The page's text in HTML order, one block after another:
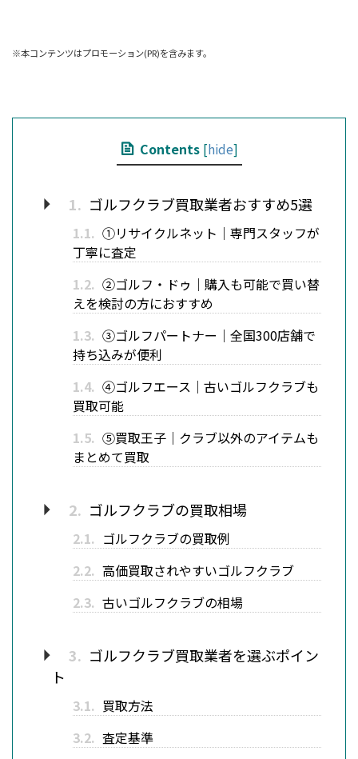
※本コンテンツはプロモーション(PR)を含みます。
Contents [hide]
1. ゴルフクラブ買取業者おすすめ5選
1.1. ①リサイクルネット｜専門スタッフが
丁寧に査定
1.2. ②ゴルフ・ドゥ｜購入も可能で買い替
えを検討の方におすすめ
1.3. ③ゴルフパートナー｜全国300店舗で
持ち込みが便利
1.4. ④ゴルフエース｜古いゴルフクラブも
買取可能
1.5. ⑤買取王子｜クラブ以外のアイテムも
まとめて買取
2. ゴルフクラブの買取相場
2.1. ゴルフクラブの買取例
2.2. 高価買取されやすいゴルフクラブ
2.3. 古いゴルフクラブの相場
3. ゴルフクラブ買取業者を選ぶポイン
ト
3.1. 買取方法
3.2. 査定基準